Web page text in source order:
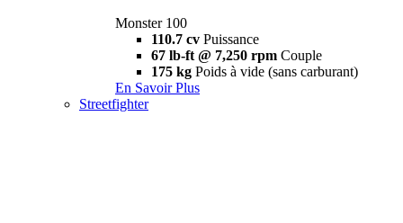
Monster 100
110.7 cv Puissance
67 lb-ft @ 7,250 rpm Couple
175 kg Poids à vide (sans carburant)
En Savoir Plus
Streetfighter